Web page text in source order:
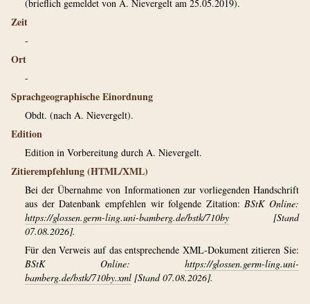
(brieflich gemeldet von A. Nievergelt am 25.05.2019).
Zeit
-
Ort
-
Sprachgeographische Einordnung
Obdt. (nach A. Nievergelt).
Edition
Edition in Vorbereitung durch A. Nievergelt.
Zitierempfehlung (HTML/XML)
Bei der Übernahme von Informationen zur vorliegenden Handschrift
aus der Datenbank empfehlen wir folgende Zitation:BStK Online:
https://glossen.germ-ling.uni-bamberg.de/bstk/710by [Stand
07.08.2026].
Für den Verweis auf das entsprechende XML-Dokument zitieren Sie:
BStK Online: https://glossen.germ-ling.uni-
bamberg.de/bstk/710by.xml [Stand 07.08.2026].